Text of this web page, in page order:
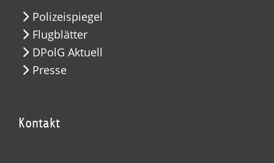
Polizeispiegel
Flugblätter
DPolG Aktuell
Presse
Kontakt